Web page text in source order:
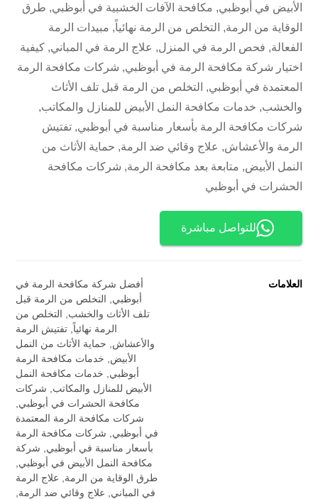
الأبيض في أبوظبي, مكافحة الآفات الخشبية في أبوظبي, طرق
الوقاية من الرمة, التخلص من الرمة نهائياً, مبيدات الرمة
الفعالة, فحص الرمة في المنزل, علاج الرمة في المباني, كيفية
اختيار شركة مكافحة الرمة في أبوظبي, شركات مكافحة الرمة
المعتمدة في أبوظبي, التخلص من الرمة قبل تلف الأثاث
والخشب, خدمات مكافحة النمل الأبيض للمنازل والمكاتب,
شركات مكافحة الرمة بأسعار مناسبة في أبوظبي, تفتيش
الرمة والأعشاش, علاج وقائي ضد الرمة, حماية الأثاث من
النمل الأبيض, متابعة بعد مكافحة الرمة, شركات مكافحة
الحشرات في أبوظبي
للتواصل مباشرة
العلامات
أفضل شركة مكافحة الرمة في
أبوظبي
التخلص من الرمة قبل
تلف الأثاث والخشب
التخلص من
الرمة نهائياً تفتيش الرمة
والأعشاش
حماية الأثاث من النمل
الأبيض
خدمات مكافحة الرمة
أبوظبي
خدمات مكافحة النمل
الأبيض للمنازل والمكاتب
شركات
مكافحة الحشرات في أبوظبي
شركات مكافحة الرمة المعتمدة
في أبوظبي
شركات مكافحة الرمة
بأسعار مناسبة في أبوظبي
شركة
مكافحة النمل الأبيض في أبوظبي
طرق الوقاية من الرمة
علاج الرمة
في المباني
علاج وقائي ضد الرمة